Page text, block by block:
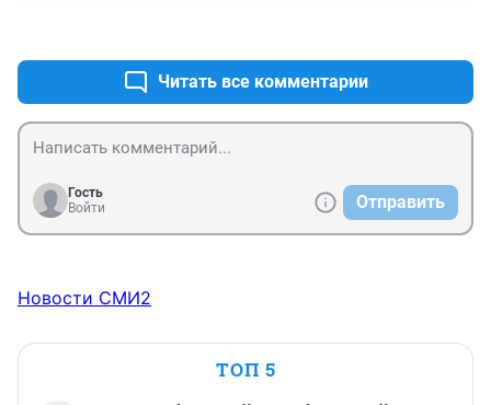
Читать все комментарии
Гость
Войти
Отправить
Новости СМИ2
ТОП 5